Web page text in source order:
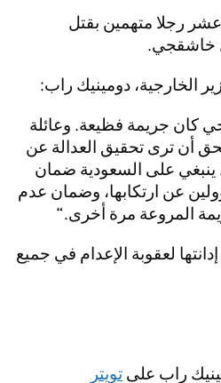
رجلا متهمين بقتل
خاشقجي.
الخارجية، دومينيك راب:
كان جريمة فظيعة. وعائلة
أن ترى تحقيق العدالة عن
على السعودية ضمان
عن ارتكابها، وضمان عدم
المروعة مرة أخرى.
لعقوبة الإعدام في جميع
راب على تويتر